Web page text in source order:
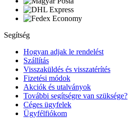
Segítség
Hogyan adjak le rendelést
Szállítás
Visszaküldés és visszatérítés
Fizetési módok
Akciók és utalványok
További segítségre van szüksége?
Céges ügyfelek
Ügyfélfiókom